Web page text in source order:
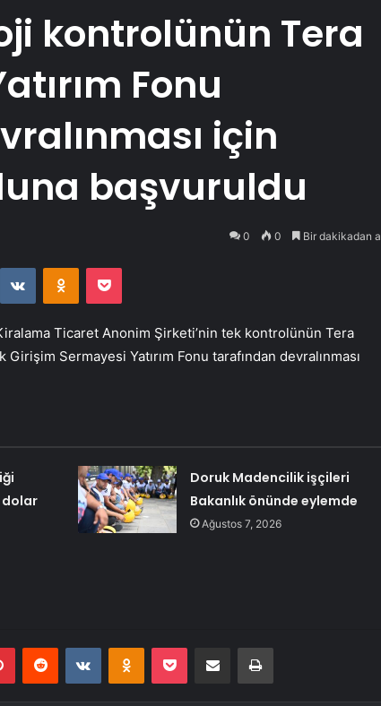
kontrolünün Tera
Fonu
için
başvuruldu
0 0 Bir dakikadan
VKontakteOdnoklassniki
Pocket
Ticaret Anonim Şirketi’nin tek kontrolünün Tera
Sermayesi Yatırım Fonu tarafından devralınması
dolar
Doruk Madencilik işçileri
Bakanlık önünde eylemde
Ağustos 7, 2026
PinterestReddit VKontakteOdnoklassniki
Pocket E-Posta ile paylaş Yazdır